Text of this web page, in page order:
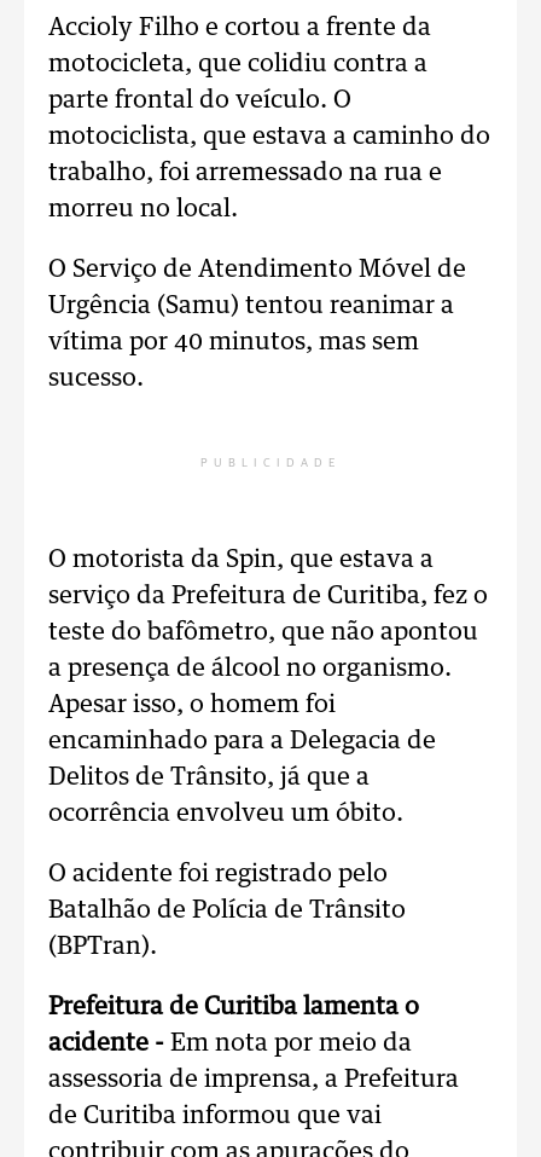
Accioly Filho e cortou a frente da
motocicleta, que colidiu contra a
parte frontal do veículo. O
motociclista, que estava a caminho do
trabalho, foi arremessado na rua e
morreu no local.
O Serviço de Atendimento Móvel de
Urgência (Samu) tentou reanimar a
vítima por 40 minutos, mas sem
sucesso.
PUBLICIDADE
O motorista da Spin, que estava a
serviço da Prefeitura de Curitiba, fez o
teste do bafômetro, que não apontou
a presença de álcool no organismo.
Apesar isso, o homem foi
encaminhado para a Delegacia de
Delitos de Trânsito, já que a
ocorrência envolveu um óbito.
O acidente foi registrado pelo
Batalhão de Polícia de Trânsito
(BPTran).
Prefeitura de Curitiba lamenta o
acidente - Em nota por meio da
assessoria de imprensa, a Prefeitura
de Curitiba informou que vai
contribuir com as apurações do